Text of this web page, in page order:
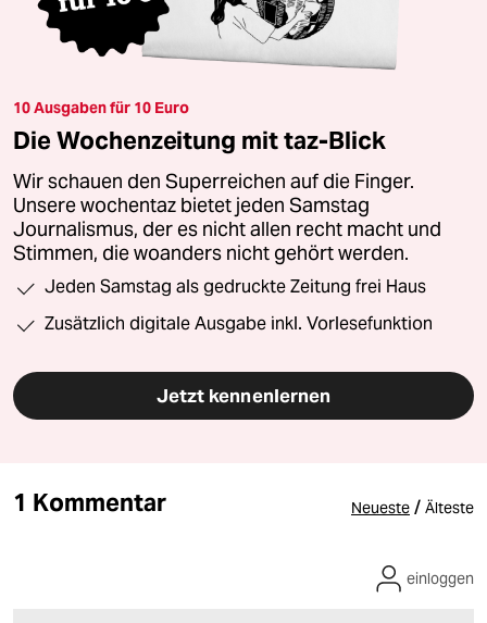
10 Ausgaben für 10 Euro
Die Wochenzeitung mit taz-Blick
Wir schauen den Superreichen auf die Finger.
Unsere wochentaz bietet jeden Samstag
Journalismus, der es nicht allen recht macht und
Stimmen, die woanders nicht gehört werden.
Jeden Samstag als gedruckte Zeitung frei Haus
Zusätzlich digitale Ausgabe inkl. Vorlesefunktion
Jetzt kennenlernen
1 Kommentar Neueste / Älteste
einloggen